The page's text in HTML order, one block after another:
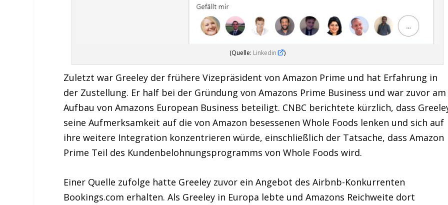
(Quelle: Linkedin )
Zuletzt war Greeley der frühere Vizepräsident von Amazon Prime und hat Erfahrung in
der Zustellung. Er half bei der Gründung von Amazons Prime Business und war zuvor am
Aufbau von Amazons European Business beteiligt. CNBC berichtete kürzlich, dass
seine Aufmerksamkeit auf die von Amazon besessenen Whole Foods lenken und sich auf
ihre weitere Integration konzentrieren würde, einschließlich der Tatsache, dass Amazon
Prime Teil des Kundenbelohnungsprogramms von Whole Foods wird.
Einer Quelle zufolge hatte Greeley zuvor ein Angebot des Airbnb-Konkurrenten
Bookings.com erhalten. Als Greeley in Europa lebte und Amazons Reichweite dort